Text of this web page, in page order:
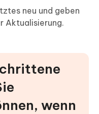
neu und geben
Aktualisierung.
wenn